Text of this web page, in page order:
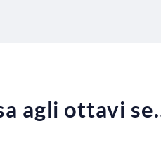
agli ottavi